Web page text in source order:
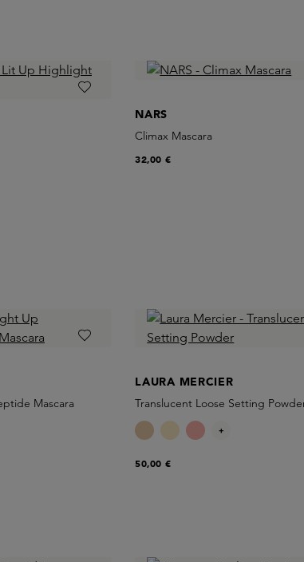
NARS
Climax Mascara
32,00 €
Mascara
LAURA MERCIER
Translucent Loose Setting
50,00 €
+